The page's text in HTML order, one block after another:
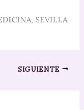
SEVILLA
SIGUIENTE